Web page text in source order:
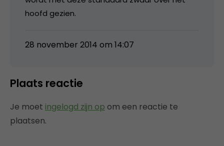
hoofd gezien.
28 november 2014 om 14:07
Plaats reactie
Je moet ingelogd zijn op om een reactie te
plaatsen.